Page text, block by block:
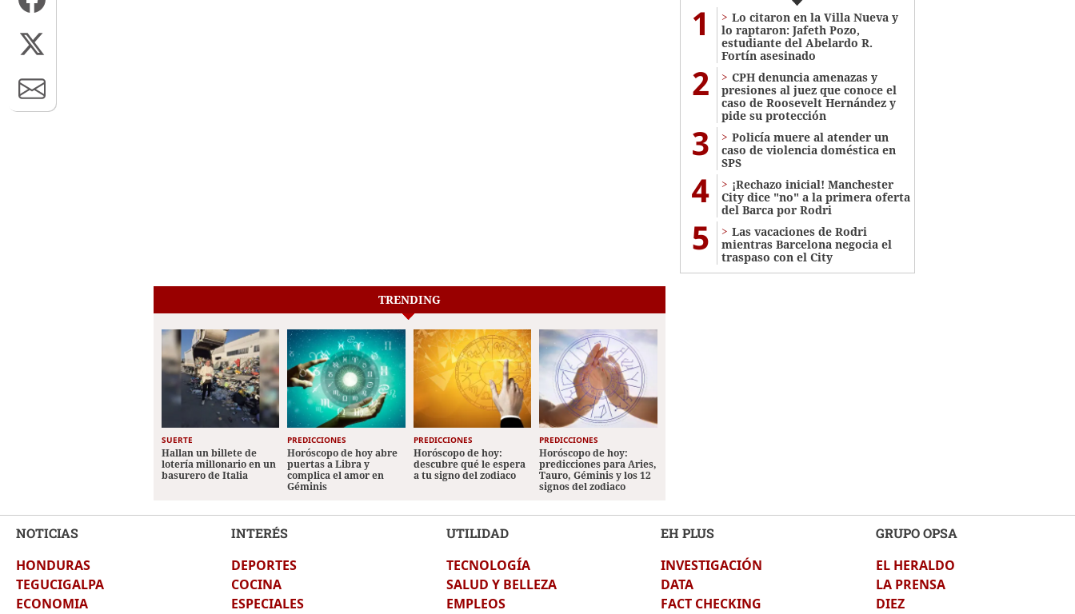
1
Lo citaron en la Villa Nueva y
lo raptaron: Jafeth Pozo,
estudiante del Abelardo R.
Fortín asesinado
2
CPH denuncia amenazas y
presiones al juez que conoce el
caso de Roosevelt Hernández y
pide su protección
3
Policía muere al atender un
caso de violencia doméstica en
SPS
4
¡Rechazo inicial! Manchester
City dice "no" a la primera oferta
del Barca por Rodri
5
Las vacaciones de Rodri
mientras Barcelona negocia el
traspaso con el City
TRENDING
SUERTE
Hallan un billete de
lotería millonario en un
basurero de Italia
PREDICCIONES
Horóscopo de hoy abre
puertas a Libra y
complica el amor en
Géminis
PREDICCIONES
Horóscopo de hoy:
descubre qué le espera
a tu signo del zodiaco
PREDICCIONES
Horóscopo de hoy:
predicciones para Aries,
Tauro, Géminis y los 12
signos del zodiaco
NOTICIAS
HONDURAS
TEGUCIGALPA
ECONOMIA
INTERÉS
DEPORTES
COCINA
ESPECIALES
UTILIDAD
TECNOLOGÍA
SALUD Y BELLEZA
EMPLEOS
EH PLUS
INVESTIGACIÓN
DATA
FACT CHECKING
GRUPO OPSA
EL HERALDO
LA PRENSA
DIEZ